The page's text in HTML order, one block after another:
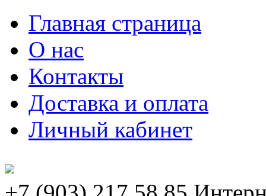
Главная страница
О нас
Контакты
Доставка и оплата
Личный кабинет